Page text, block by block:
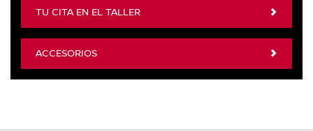
TU CITA EN EL TALLER
ACCESORIOS